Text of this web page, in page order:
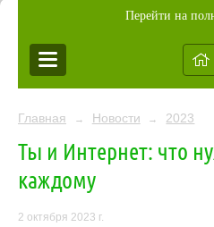
Перейти на
Главная → Новости → 2023
Ты и Интернет: что
каждому
2 октября 2023 г.